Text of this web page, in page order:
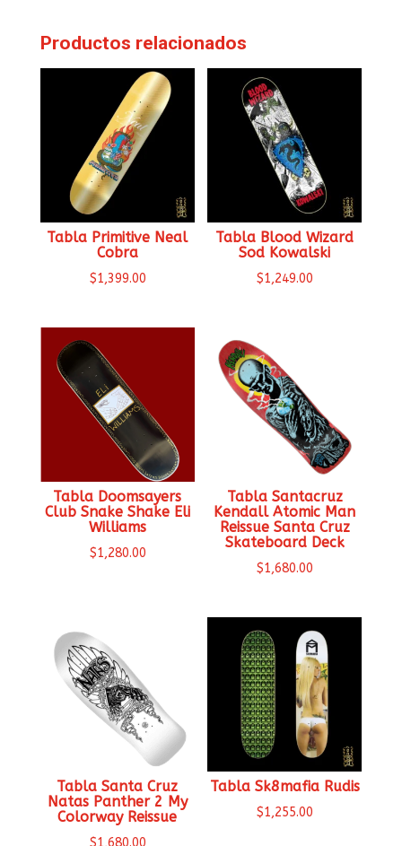
Productos relacionados
Tabla Primitive Neal
Cobra
$1,399.00
Tabla Blood Wizard
Sod Kowalski
$1,249.00
Tabla Doomsayers
Club Snake Shake Eli
Williams
$1,280.00
Tabla Santacruz
Kendall Atomic Man
Reissue Santa Cruz
Skateboard Deck
$1,680.00
Tabla Santa Cruz
Natas Panther 2 My
Colorway Reissue
Tabla Sk8mafia Rudis
$1,255.00